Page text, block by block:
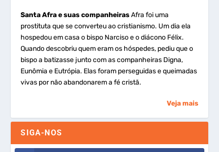
Santa Afra e suas companheirasAfra foi uma
prostituta que se converteu ao cristianismo. Um dia ela
hospedou em casa o bispo Narciso e o diácono Félix.
Quando descobriu quem eram os hóspedes, pediu que o
bispo a batizasse junto com as companheiras Digna,
Eunômia e Eutrópia. Elas foram perseguidas e queimadas
vivas por não abandonarem a fé cristã.
Veja mais
SIGA-NOS